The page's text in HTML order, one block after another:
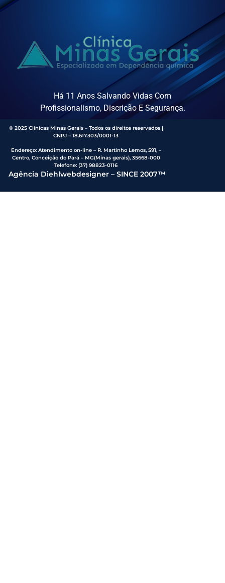
Há 11 Anos Salvando Vidas Com
Profissionalismo, Discrição E Segurança.
® 2025 Clínicas Minas Gerais – Todos os direitos reservados |
CNPJ – 18.617.303/0001-13
Endereço: Atendimento on-line – R. Martinho Lemos, 591, –
Centro, Conceição do Pará – MG(Minas gerais), 35668-000
Telefone:(37) 98823-0116
Agência Diehlwebdesigner – SINCE 2007™